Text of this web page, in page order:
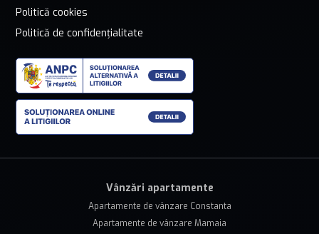
Politică cookies
Politică de confidențialitate
Vânzări apartamente
Apartamente de vânzare Constanta
Apartamente de vânzare Mamaia